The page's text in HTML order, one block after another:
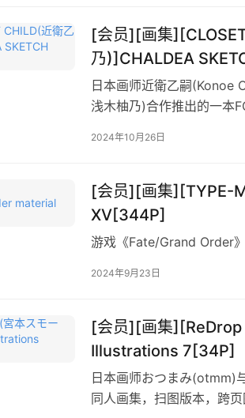
[会员][画集
乃)]CHALDEA
日本画师近衛乙嗣(Konoe
浅木柚乃)合作推出的一本
2024年10月26日
[会员][画集][TYPE-
XV[344P]
游戏《Fate/Grand Order》
2024年9月23日
[会员][画集][ReDrop
Illustrations 7[34P]
日本画师おつまみ(otmm)
同人画集，扫图版本，跨页